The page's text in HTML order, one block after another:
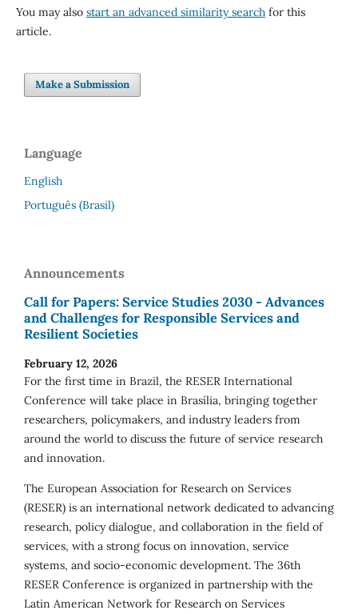
You may also start an advanced similarity searchfor this
article.
Make a Submission
Language
English
Português (Brasil)
Announcements
Call for Papers: Service Studies 2030 - Advances
and Challenges for Responsible Services and
Resilient Societies
February 12, 2026
For the first time in Brazil, the RESER International
Conference will take place in Brasília, bringing together
researchers, policymakers, and industry leaders from
around the world to discuss the future of service research
and innovation.
The European Association for Research on Services
(RESER) is an international network dedicated to advancing
research, policy dialogue, and collaboration in the field of
services, with a strong focus on innovation, service
systems, and socio-economic development. The 36th
RESER Conference is organized in partnership with the
Latin American Network for Research on Services